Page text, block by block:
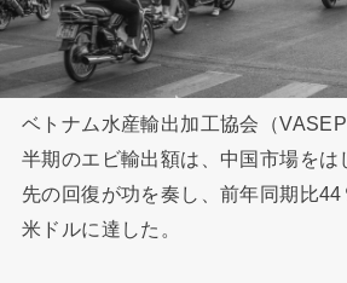
ベトナム水産輸出加工協会（
半期のエビ輸出額は、中国市場をは
先の回復が功を奏し、前年同期比
米ドルに達した。